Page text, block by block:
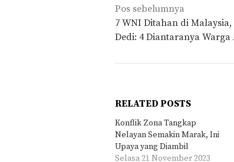
Navigasi
pos
Pos sebelumnya
7 WNI Ditahan di Malaysia,
Dedi: 4 Diantaranya Warga
RELATED POSTS
Konflik Zona Tangkap
Nelayan Semakin Marak, Ini
Upaya yang Diambil
Selasa 21 November 2023